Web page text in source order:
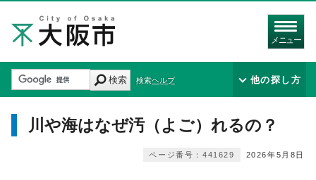
メニュー
検索 検索ヘルプ 他の探し方
川や海はなぜ汚（よご）れるの？
2026年5月8日
ページ番号：441629